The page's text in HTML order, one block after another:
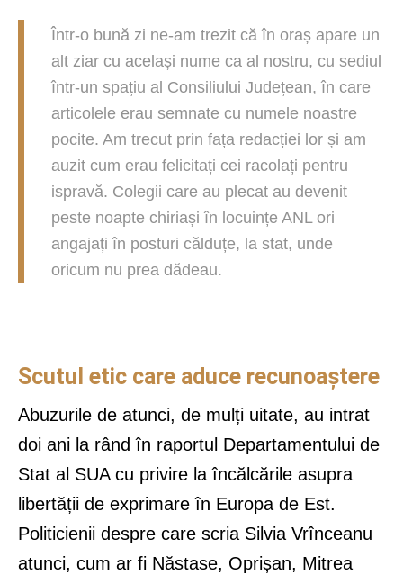
Într-o bună zi ne-am trezit că în oraș apare un
alt ziar cu același nume ca al nostru, cu sediul
într-un spațiu al Consiliului Județean, în care
articolele erau semnate cu numele noastre
pocite. Am trecut prin fața redacției lor și am
auzit cum erau felicitați cei racolați pentru
ispravă. Colegii care au plecat au devenit
peste noapte chiriași în locuințe ANL ori
angajați în posturi călduțe, la stat, unde
oricum nu prea dădeau.
Scutul etic care aduce recunoaștere
Abuzurile de atunci, de mulți uitate, au intrat
doi ani la rând în raportul Departamentului de
Stat al SUA cu privire la încălcările asupra
libertății de exprimare în Europa de Est.
Politicienii despre care scria Silvia Vrînceanu
atunci, cum ar fi Năstase, Oprișan, Mitrea